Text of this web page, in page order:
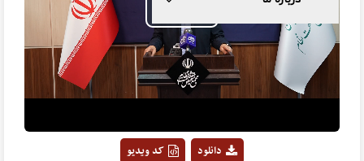
Play
Video
دانلود کد ویدیو